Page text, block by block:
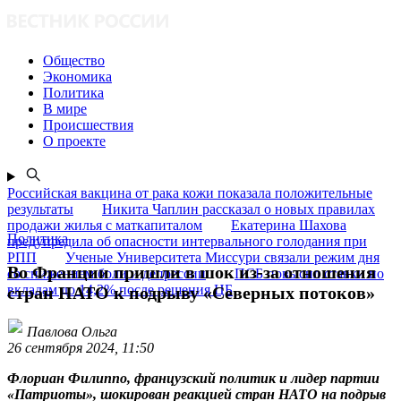
Общество
Экономика
Политика
В мире
Происшествия
О проекте
Российская вакцина от рака кожи показала положительные
результаты
Никита Чаплин рассказал о новых правилах
продажи жилья с маткапиталом
Екатерина Шахова
предупредила об опасности интервального голодания при
РПП
Ученые Университета Миссури связали режим дня
со снижением боли и депрессии
ПСБ повысил ставки по
вкладам до 14,2% после решения ЦБ
Политика
Во Франции пришли в шок из-за отношения
стран НАТО к подрыву «Северных потоков»
Павлова Ольга
26 сентября 2024, 11:50
Флориан Филиппо, французский политик и лидер партии
«Патриоты», шокирован реакцией стран НАТО на подрыв